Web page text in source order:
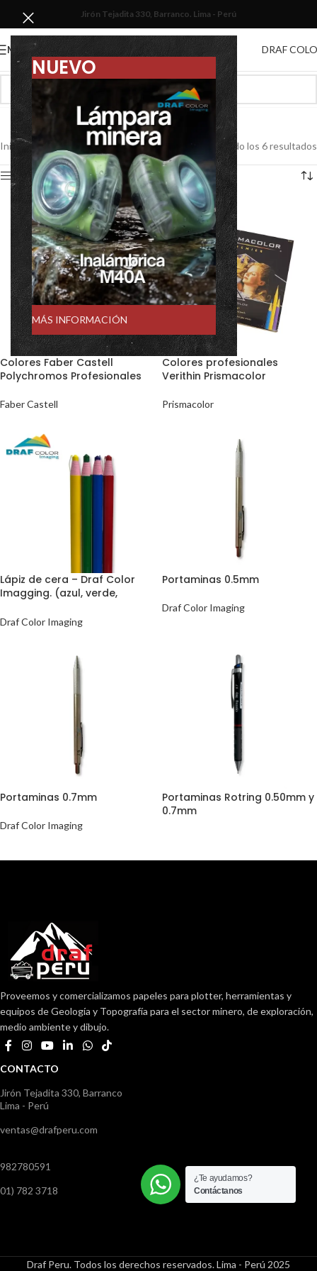
NUEVO
MÁS INFORMACIÓN
Jirón Tejadita 330, Barranco. Lima - Perú
MENU DRAF
Lápices
Inicio /Artículos de Oficina/ Lápices Mostrando los 6 resultados
Show sidebar
Colores Faber Castell
Polychromos Profesionales
Faber Castell
Colores profesionales
Verithin Prismacolor
Prismacolor
Lápiz de cera – Draf Color
Imagging. (azul, verde,
Draf Color Imaging
Portaminas 0.5mm
Draf Color Imaging
Portaminas 0.7mm
Draf Color Imaging
Portaminas Rotring 0.50mm y
0.7mm
Proveemos y comercializamos papeles para plotter, herramientas y
equipos de Geología y Topografía para el sector minero, de exploración,
medio ambiente y dibujo.
CONTACTO
Jirón Tejadita 330, Barranco
Lima - Perú
ventas@drafperu.com
982780591
01) 782 3718
Draf Peru. Todos los derechos reservados. Lima - Perú 2025
¿Te ayudamos?
Contáctanos